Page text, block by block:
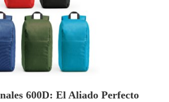
600D: El Aliado Perfecto